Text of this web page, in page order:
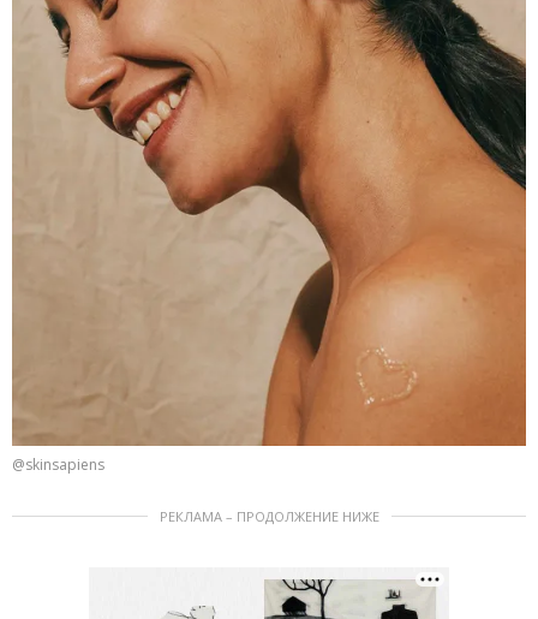
@skinsapiens
РЕКЛАМА – ПРОДОЛЖЕНИЕ НИЖЕ